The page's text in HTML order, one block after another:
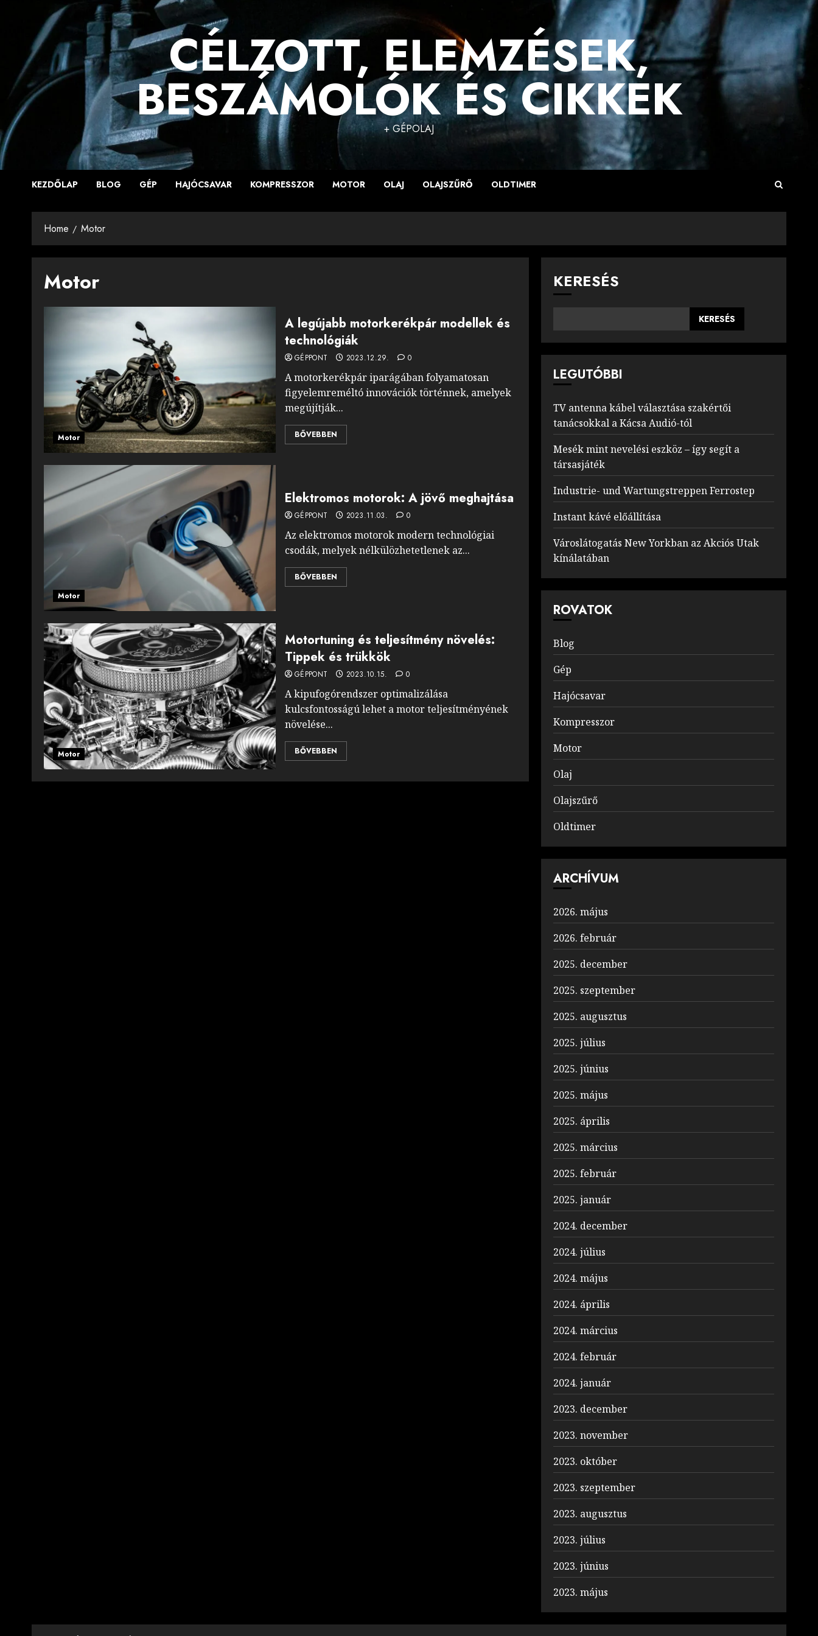
CÉLZOTT, ELEMZÉSEK,
BESZÁMOLÓK ÉS CIKKEK
+ GÉPOLAJ
KEZDŐLAP BLOG GÉP HAJÓCSAVAR KOMPRESSZOR MOTOR OLAJ OLAJSZŰRŐ OLDTIMER
Home Motor
Motor
Motor
A legújabb motorkerékpár modellek és
technológiák
GÉPPONT 2023.12.29. 0
A motorkerékpár iparágában folyamatosan
figyelemreméltó innovációk történnek, amelyek
megújítják...
BŐVEBBEN
Motor
Elektromos motorok: A jövő meghajtása
GÉPPONT 2023.11.03. 0
Az elektromos motorok modern technológiai
csodák, melyek nélkülözhetetlenek az...
BŐVEBBEN
Motor
Motortuning és teljesítmény növelés:
Tippek és trükkök
GÉPPONT 2023.10.15. 0
A kipufogórendszer optimalizálása
kulcsfontosságú lehet a motor teljesítményének
növelése...
BŐVEBBEN
KERESÉS
KERESÉS
LEGUTÓBBI
TV antenna kábel választása szakértői
tanácsokkal a Kácsa Audió-tól
Mesék mint nevelési eszköz – így segít a
társasjáték
Industrie- und Wartungstreppen Ferrostep
Instant kávé előállítása
Városlátogatás New Yorkban az Akciós Utak
kínálatában
ROVATOK
Blog
Gép
Hajócsavar
Kompresszor
Motor
Olaj
Olajszűrő
Oldtimer
ARCHÍVUM
2026. május
2026. február
2025. december
2025. szeptember
2025. augusztus
2025. július
2025. június
2025. május
2025. április
2025. március
2025. február
2025. január
2024. december
2024. július
2024. május
2024. április
2024. március
2024. február
2024. január
2023. december
2023. november
2023. október
2023. szeptember
2023. augusztus
2023. július
2023. június
2023. május